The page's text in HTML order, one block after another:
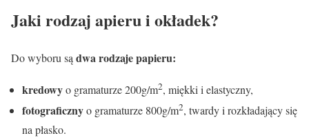
Jaki rodzaj apieru i okładek?
Do wyboru są dwa rodzaje papieru:
kredowyo gramaturze 200g/m2, miękki i elastyczny,
fotograficznyo gramaturze 800g/m2, twardy i rozkładający się
na płasko.